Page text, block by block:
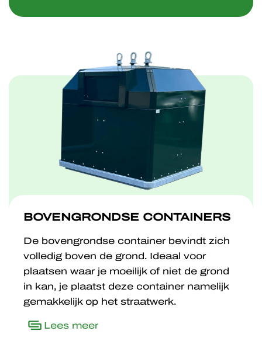
BOVENGRONDSE CONTAINERS
De bovengrondse container bevindt zich
volledig boven de grond. Ideaal voor
plaatsen waar je moeilijk of niet de grond
in kan, je plaatst deze container namelijk
gemakkelijk op het straatwerk.
Lees meer